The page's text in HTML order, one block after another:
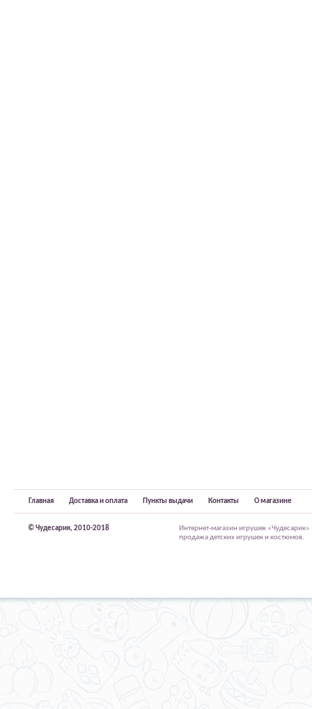
Главная Доставка и оплата Пункты выдачи Контакты О магазине
© Чудесарик, 2010-2018
Интернет-магазин игрушек
продажа детских игрушек и костюмов.